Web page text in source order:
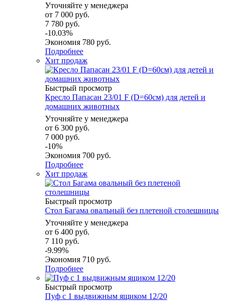
Уточняйте у менеджера
от 7 000 руб.
7 780 руб.
-10.03%
Экономия 780 руб.
Подробнее
Хит продаж
Быстрый просмотр
Кресло Папасан 23/01 F (D=60см) для детей и
домашних животных
Уточняйте у менеджера
от 6 300 руб.
7 000 руб.
-10%
Экономия 700 руб.
Подробнее
Хит продаж
Быстрый просмотр
Стол Багама овальный без плетеной столешницы
Уточняйте у менеджера
от 6 400 руб.
7 110 руб.
-9.99%
Экономия 710 руб.
Подробнее
Быстрый просмотр
Пуф с 1 выдвижным ящиком 12/20